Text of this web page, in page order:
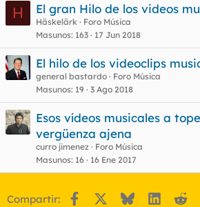
H El gran Hilo de los videos
Häskelärk
Foro Música
Masunos 163 17 Jun 2018
El hilo de los videoclips
general bastardo
Foro Música
Masunos 19 3 Ago 2018
Esos vídeos musicales a
vergüenza ajena
curro jimenez
Foro Música
Masunos 16 16 Ene 2017
Compartir: Facebook Bluesky